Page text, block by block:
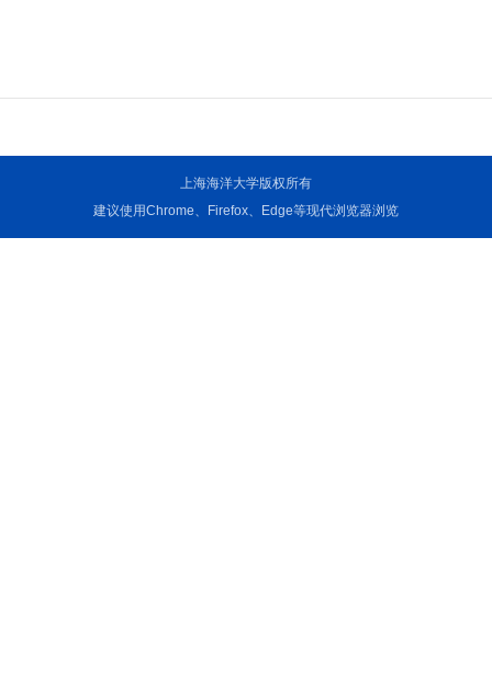
上海海洋大学版权所有
建议使用Chrome、Firefox、Edge等现代浏览器浏览